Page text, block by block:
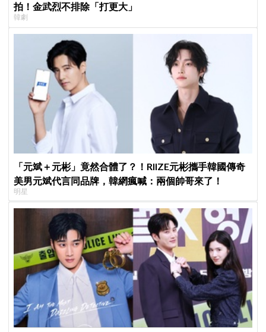
拍！金武烈不排除「打更大」
韓劇
「元斌＋元彬」竟然合體了？！RIIZE元彬攜手韓國傳奇
美男元斌代言同品牌，韓網瘋喊：兩個帥哥來了！
明星